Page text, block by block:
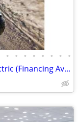
• • • • • • • •
Polaris Go Karts & More – Gas & Electric (Financing Available)